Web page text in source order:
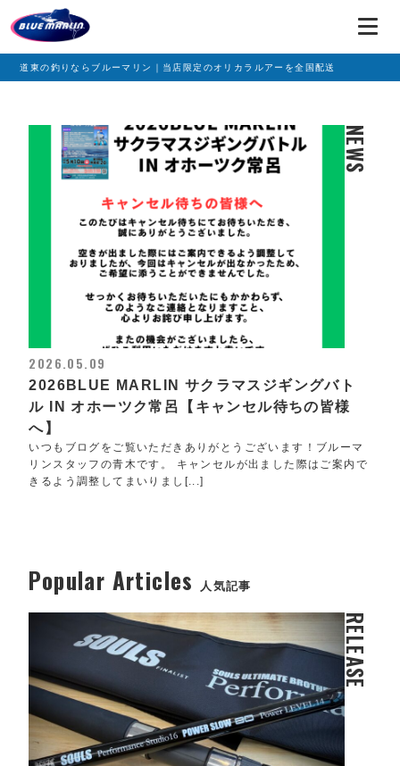
道東の釣りならブルーマリン｜当店限定のオリカラルアーを全国配送
NEWS
2026.05.09
2026BLUE MARLIN サクラマスジギングバト
ル IN オホーツク常呂【キャンセル待ちの皆様
へ】
いつもブログをご覧いただきありがとうございます！ブルーマ
リンスタッフの青木です。 キャンセルが出ました際はご案内で
きるよう調整してまいりまし[...]
Popular Articles 人気記事
RELEASE